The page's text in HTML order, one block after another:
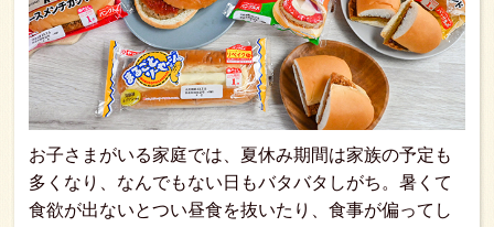
お子さまがいる家庭では、夏休み期間は家族の予定も
多くなり、なんでもない日もバタバタしがち。暑くて
食欲が出ないとつい昼食を抜いたり、食事が偏ってし